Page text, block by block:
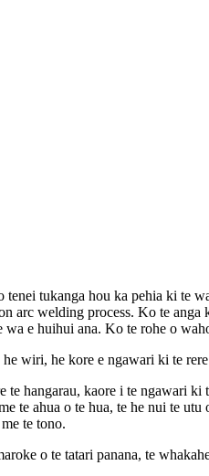
tukanga hou ka pehia ki te
arc welding process. Ko te
e huihui ana. Ko te rohe o
wiri, he kore e ngawari ki te
te hangarau, kaore i te ngawari
te ahua o te hua, te he nui te
te tono.
o te tatari panana, te